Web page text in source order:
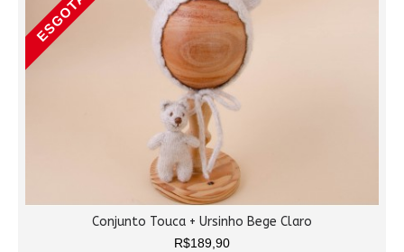
Conjunto Touca + Ursinho Bege Claro
R$189,90